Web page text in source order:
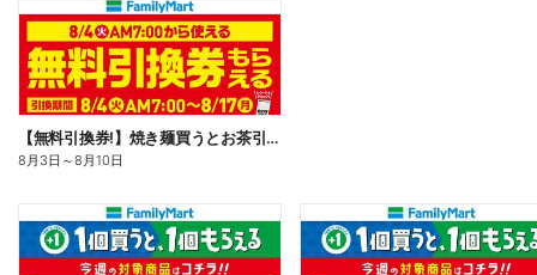
【無料引換券!】焼き麺買うとお茶引換券貰える!
8月3日 ～8月10日